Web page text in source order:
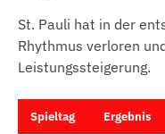
St. Pauli hat in der
Rhythmus verloren
Leistungssteigerung.
Spieltag Ergebnis